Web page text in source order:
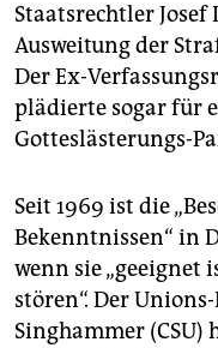
Staatsrechtler Josef
Ausweitung der
Der Ex-
plädierte sogar für
Gotteslästerungs-
Seit 1969 ist die
Bekenntnissen“ in
wenn sie „geeignet
stören“. Der
Singhammer